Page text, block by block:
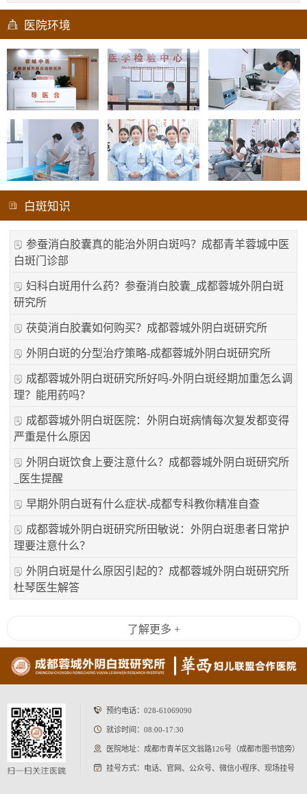
医院环境
白斑知识
参蚕消白胶囊真的能治外阴白斑吗？成都青羊蓉城中医
白斑门诊部
妇科白斑用什么药？参蚕消白胶囊_成都蓉城外阴白斑
研究所
茯萸消白胶囊如何购买？成都蓉城外阴白斑研究所
外阴白斑的分型治疗策略-成都蓉城外阴白斑研究所
成都蓉城外阴白斑研究所好吗-外阴白斑经期加重怎么调
理？能用药吗？
成都蓉城外阴白斑医院：外阴白斑病情每次复发都变得
严重是什么原因
外阴白斑饮食上要注意什么？成都蓉城外阴白斑研究所
_医生提醒
早期外阴白斑有什么症状-成都专科教你精准自查
成都蓉城外阴白斑研究所田敏说：外阴白斑患者日常护
理要注意什么？
外阴白斑是什么原因引起的？成都蓉城外阴白斑研究所
杜琴医生解答
了解更多 +
预约电话： 028-61069090
就诊时间：08:00-17:30
医院地址：成都市青羊区文翁路126号（成都市图书馆旁）
挂号方式：电话、官网、公众号、微信小程序、现场挂号